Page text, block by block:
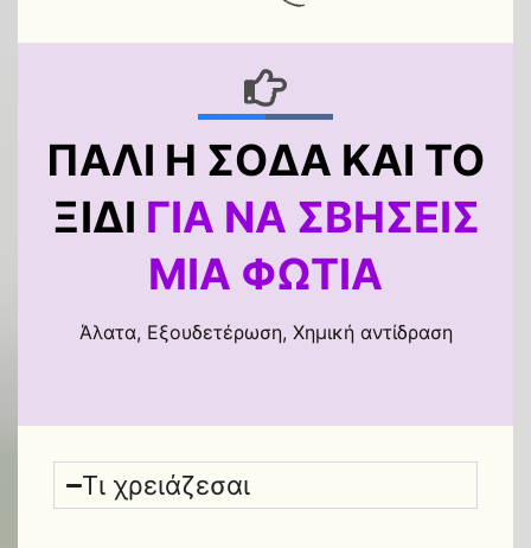
ΠΆΛΙ Η ΣΌΔΑ ΚΑΙ ΤΟ
ΞΊΔΙ ΓΙΑ ΝΑ ΣΒΉΣΕΙΣ
ΜΙΑ ΦΩΤΙΆ
Άλατα, Εξουδετέρωση, Χημική αντίδραση
Τι χρειάζεσαι